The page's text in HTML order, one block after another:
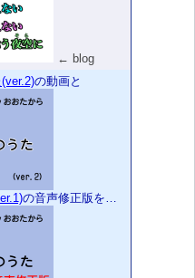
← blog
の動画と
の音声修正版を…